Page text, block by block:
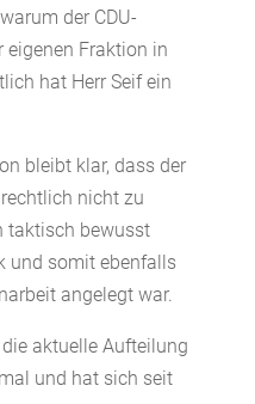
der CDU-
eigenen Fraktion in
hat Herr Seif ein
bleibt klar, dass der
nicht zu
taktisch bewusst
und somit ebenfalls
angelegt war.
aktuelle Aufteilung
und hat sich seit